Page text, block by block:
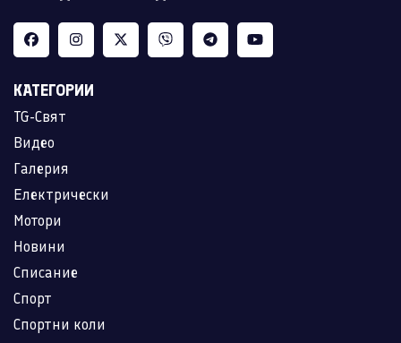
КАТЕГОРИИ
TG-Свят
Видео
Галерия
Електрически
Мотори
Новини
Списание
Спорт
Спортни коли